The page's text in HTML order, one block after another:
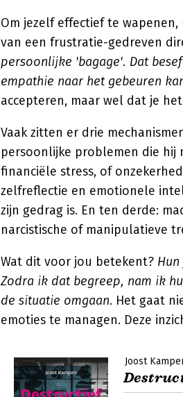
Om jezelf effectief te
van een frustratie-gedreven
persoonlijke 'bagage'. Dat
empathie naar het gebeuren
accepteren, maar wel dat je
Vaak zitten er drie
persoonlijke problemen die hij
financiële stress, of
zelfreflectie en emotionele
zijn gedrag is. En ten derde:
narcistische of manipulatieve
Wat dit voor jou betekent?
Zodra ik dat begreep, nam ik
de situatie omgaan. Het gaat
emoties te managen. Deze
Joost